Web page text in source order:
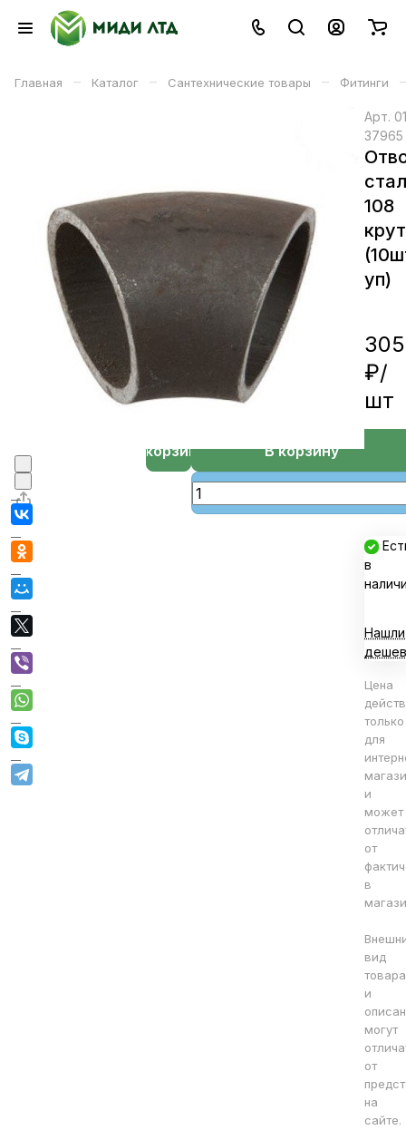
Главная – Каталог – Сантехнические товары – Фитинги –
Арт.
37965
108
уп)
305
₽/
шт
В корзину
В корзине
в
Нашли
Цена
только
для
и
может
от
в
вид
товара
и
могут
от
на
сайте.